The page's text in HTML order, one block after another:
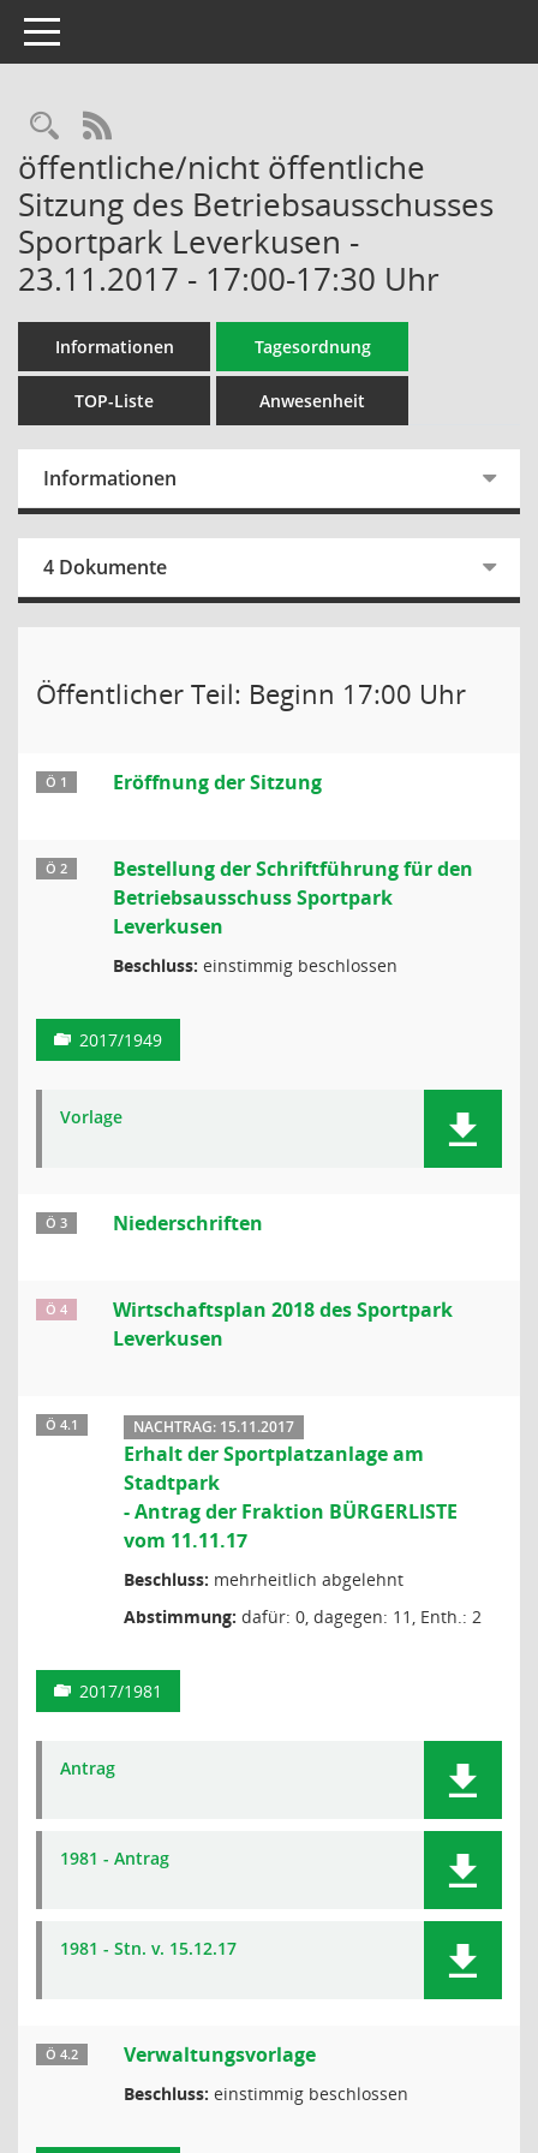
Toggle navigation
Rechercheauswahl
RSS-Feed
öffentliche/nicht öffentliche
Sitzung des Betriebsausschusses
Sportpark Leverkusen -
23.11.2017 - 17:00-17:30 Uhr
Informationen Tagesordnung
TOP-Liste Anwesenheit
Informationen
4 Dokumente
Öffentlicher Teil: Beginn 17:00 Uhr
Ö 1 Eröffnung der Sitzung
Ö 2
Bestellung der Schriftführung für den
Betriebsausschuss Sportpark
Leverkusen
Beschluss: einstimmig beschlossen
2017/1949
Vorlage
Ö 3 Niederschriften
Ö 4
Wirtschaftsplan 2018 des Sportpark
Leverkusen
Ö 4.1 NACHTRAG: 15.11.2017
Erhalt der Sportplatzanlage am
Stadtpark
- Antrag der Fraktion BÜRGERLISTE
vom 11.11.17
Beschluss: mehrheitlich abgelehnt
Abstimmung: dafür: 0, dagegen: 11, Enth.: 2
2017/1981
Antrag
1981 - Antrag
1981 - Stn. v. 15.12.17
Ö 4.2 Verwaltungsvorlage
Beschluss: einstimmig beschlossen